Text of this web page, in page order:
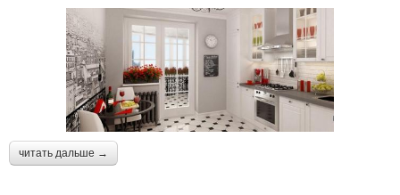
читать дальше →